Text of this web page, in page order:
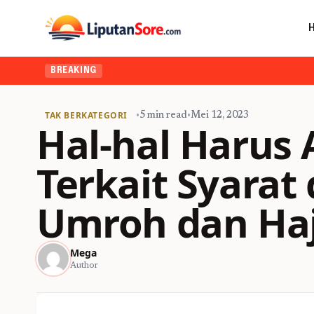
BREAKING
TAK BERKATEGORI •5 min read•Mei 12, 2023
Hal-hal Harus
Terkait
Umroh dan
Mega
Author